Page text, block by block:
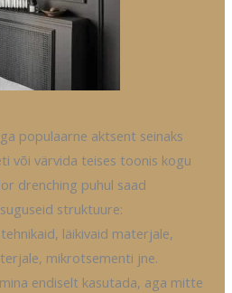
populaarne aktsent seinaks
või värvida teises toonis kogu
drenching puhul saad
struktuure:
läikivaid materjale,
mikrotsementi jne.
endiselt kasutada, aga mitte